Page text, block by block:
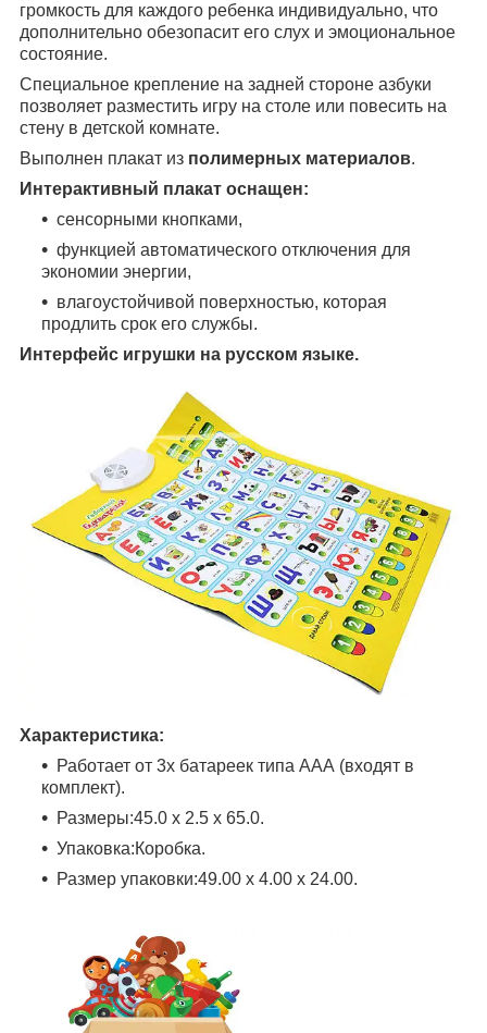
громкость для каждого ребенка индивидуально, что
дополнительно обезопасит его слух и эмоциональное
состояние.
Специальное крепление на задней стороне азбуки
позволяет разместить игру на столе или повесить на
стену в детской комнате.
Выполнен плакат из полимерных материалов.
Интерактивный плакат оснащен:
сенсорными кнопками,
функцией автоматического отключения для
экономии энергии,
влагоустойчивой поверхностью, которая
продлить срок его службы.
Интерфейс игрушки на русском языке.
Характеристика:
Работает от 3х батареек типа ААА (входят в
комплект).
Размеры:45.0 x 2.5 x 65.0.
Упаковка:Коробка.
Размер упаковки:49.00 x 4.00 x 24.00.